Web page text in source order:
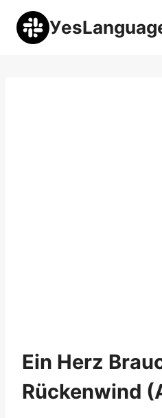
Перейти
содержимому
Ein Herz
Rückenwind